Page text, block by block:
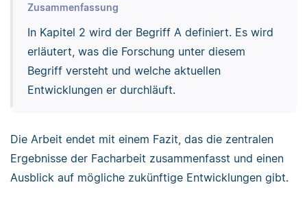
Zusammenfassung
In Kapitel 2 wird der Begriff A definiert. Es wird
erläutert, was die Forschung unter diesem
Begriff versteht und welche aktuellen
Entwicklungen er durchläuft.
Die Arbeit endet mit einem Fazit, das die zentralen
Ergebnisse der Facharbeit zusammenfasst und einen
Ausblick auf mögliche zukünftige Entwicklungen gibt.